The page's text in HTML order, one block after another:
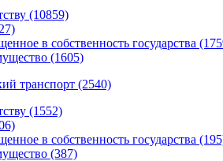
(10859)
в собственность государства
(1605)
транспорт (2540)
(1552)
в собственность государства
(387)